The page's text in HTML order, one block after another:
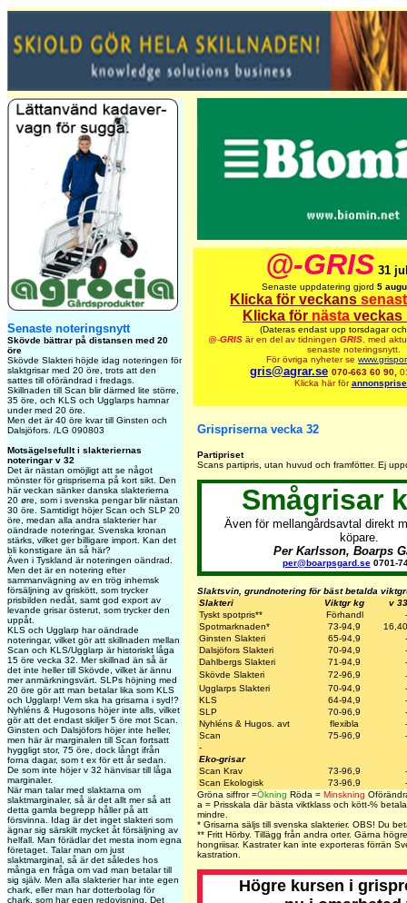
Senaste noteringsnytt
Skövde bättrar på distansen med 20
öre
Skövde Slakteri höjde idag noteringen för
slaktgrisar med 20 öre, trots att den
sattes till oförändrad i fredags.
Skillnaden till Scan blir därmed lite större,
35 öre, och KLS och Ugglarps hamnar
under med 20 öre.
Men det är 40 öre kvar till Ginsten och
Dalsjöfors. /LG 090803
Motsägelsefullt i slakteriernas
noteringar v 32
Det är nästan omöjligt att se något
mönster för grispriserna på kort sikt. Den
här veckan sänker danska slakterierna
20 øre, som i svenska pengar blir nästan
30 öre. Samtidigt höjer Scan och SLP 20
öre, medan alla andra slakterier har
oändrade noteringar. Svenska kronan
stärks, vilket ger billigare import. Kan det
bli konstigare än så här?
Även i Tyskland är noteringen oändrad.
Men det är en notering efter
sammanvägning av en trög inhemsk
försäljning av griskött, som trycker
prisbilden nedåt, samt god export av
levande grisar österut, som trycker den
uppåt.
KLS och Ugglarp har oändrade
noteringar, vilket gör att skillnaden mellan
Scan och KLS/Ugglarp är historiskt låga
15 öre vecka 32. Mer skillnad än så är
det inte heller till Skövde, vilket är ännu
mer anmärkningsvärt. SLPs höjning med
20 öre gör att man betalar lika som KLS
och Ugglarp! Vem ska ha grisarna i syd!?
Nyhléns & Hugosons höjer inte alls, vilket
gör att det endast skiljer 5 öre mot Scan.
Ginsten och Dalsjöfors höjer inte heller,
men här är marginalen till Scan fortsatt
hyggligt stor, 75 öre, dock långt ifrån
forna dagar, som t ex för ett år sedan.
De som inte höjer v 32 hänvisar till låga
marginaler.
När man talar med slaktarna om
slaktmarginaler, så är det allt mer så att
detta gamla begrepp håller på att
försvinna. Idag är det inget slakteri som
ägnar sig särskilt mycket åt försäljning av
helfall. Man förädlar det mesta inom egna
företaget. Talar man om just
slaktmarginal, så är det således hos
många en fråga om vad man betalar till
sig själv. Men alla slakterier har inte egen
chark, eller man har dotterbolag för
chark, som har egen redovisning. Det
@-GRIS 31
Senaste uppdatering gjord 5
Klicka för veckans
Klicka för nästa veckas
(Dateras endast upp torsdagar
@-GRIS är en del av tidningen GRIS, med
senaste noteringsnytt.
För övriga nyheter se
gris@agrar.se 070-663 60 90,
Klicka här för
Grispriserna vecka 32
Partipriset
Scans partipris, utan huvud och framfötter. Ej
Smågrisar
Även för mellangårdsavtal direkt
köpare.
Per Karlsson, Boarps
per@boarpsgard.se0701-
Slaktsvin, grundnotering för bäst betalda
Slakteri
Viktgr kg
v 33
Tyskt spotpris**
Förhandl
-
Spotmarknaden*
73-94,9
16,40
Ginsten Slakteri
65-94,9
-
Dalsjöfors Slakteri
70-94,9
-
Dahlbergs Slakteri
71-94,9
-
Skövde Slakteri
72-96,9 -
Ugglarps Slakteri 70-94,9
-
KLS
64-94,9
-
SLP
70-96,9
-
Nyhléns & Hugos. avt
flexibla
-
Scan
75-96,9
-
-
Eko-grisar
Scan Krav
73-96,9
-
Scan Ekologisk
73-96,9
-
Gröna siffror =Ökning Röda = Minskning
a = Prisskala där bästa viktklass och kött-%
mindre.
* Grisarna säljs till svenska slakterier. OBS! Du
** Fritt Hörby. Tillägg från andra orter. Gärna
hongriisar. Kastrater kan inte exporteras förrän
kastration.
Högre kursen i